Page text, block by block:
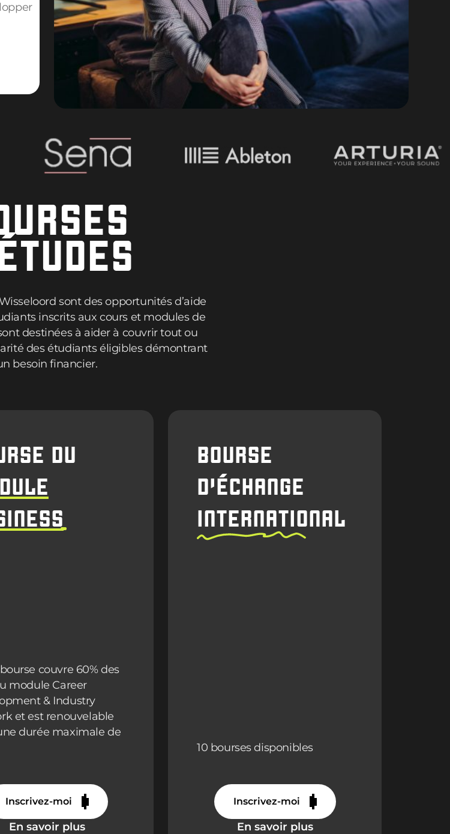
sont des opportunités d’aide
inscrits aux cours et modules de
destinées à aider à couvrir tout ou
des étudiants éligibles démontrant
besoin financier.
DU
couvre 60% des
module Career
& Industry
et est renouvelable
durée maximale de
Inscrivez-moi
En savoir plus
BOURSE
D’ÉCHANGE
INTERNATIONAL
10 bourses disponibles
Inscrivez-moi
En savoir plus